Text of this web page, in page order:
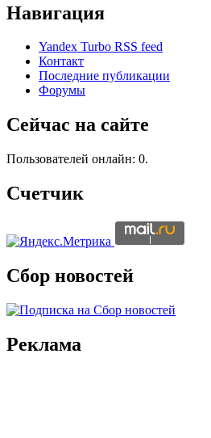
Навигация
Yandex Turbo RSS feed
Контакт
Последние публикации
Форумы
Сейчас на сайте
Пользователей онлайн: 0.
Счетчик
Сбор новостей
Реклама